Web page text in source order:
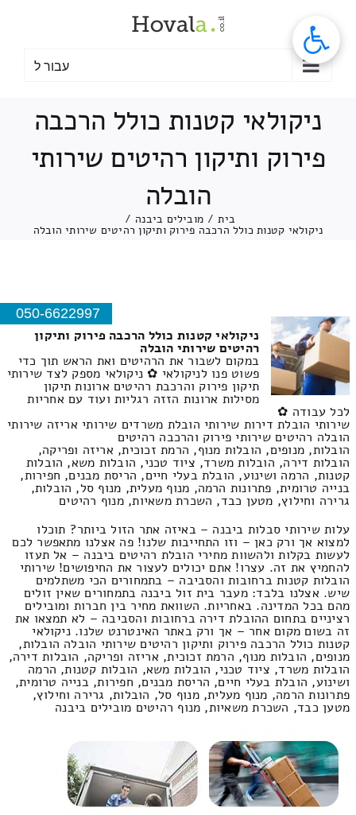
עבור ל
ניקולאי קטנות כולל הרכבה
פירוק ותיקון רהיטים שירותי
הובלה
בית / מובילים ביבנה /
ניקולאי קטנות כולל הרכבה פירוק ותיקון רהיטים שירותי הובלה
050-6622997
ניקולאי קטנות כולל הרכבה פירוק ותיקון
רהיטים שירותי הובלה
במקום לשבור את הרהיטים ואת הראש תוך כדי
פשוט פנו לניקולאי ✿ ניקולאי מספק לצד שירותי
תיקון פירוק והרכבת רהיטים ארונות תיקון
מסילות ארונות הזזה רגליות ועוד עם אחריות
לכל עבודה ✿
שירותי הובלת דירות שירותי הובלת משרדים שירותי אריזה שירותי
הובלה רהיטים שירותי פירוק והרכבה רהיטים
הובלות, מנופים, הובלות מנוף, הרמת זכוכית, אריזה ופריקה,
הובלות דירה, הובלות משרד, ציוד טכני, הובלות משא, הובלות
קטנות, הרמה ושינוע, הובלת בעלי חיים, הריסת מבנים, חפירות,
בנייה טרומית, פתרונות הרמה, מנוף מעלית, מנוף סל, הובלות,
גרירה וחילוץ, מטען כבד, השכרת משאיות, מנוף רהיטים
עלות שירותי סבלות ביבנה – באיזה אתר הזול ביותר? תוכלו
למצוא אך ורק כאן – וזו התחייבות שלנו! פה אצלנו מתאפשר לכם
לעשות בקלות ולהשוות מחירי הובלת רהיטים ביבנה – אל תעזו
להחמיץ את זה. עצרו! אתם יכולים לעצור את החיפושים! שירותי
הובלות קטנות ברחובות והסביבה – בתמחורים הכי משתלמים
שיש. אצלנו בלבד: מעבר בית זול ביבנה בתמחורים שאין זולים
מהם בכל המדינה. באחריות. השוואת מחיר בין חברות ומובילים
רציניים בתחום ההובלת דירה ברחובות והסביבה – לא תמצאו את
זה בשום מקום אחר – אך ורק באתר האינטרנט שלנו. ניקולאי
קטנות כולל הרכבה פירוק ותיקון רהיטים שירותי הובלה הובלות,
מנופים, הובלות מנוף, הרמת זכוכית, אריזה ופריקה, הובלות דירה,
הובלות משרד, ציוד טכני, הובלות משא, הובלות קטנות, הרמה
ושינוע, הובלת בעלי חיים, הריסת מבנים, חפירות, בנייה טרומית,
פתרונות הרמה, מנוף מעלית, מנוף סל, הובלות, גרירה וחילוץ,
מטען כבד, השכרת משאיות, מנוף רהיטים מובילים ביבנה